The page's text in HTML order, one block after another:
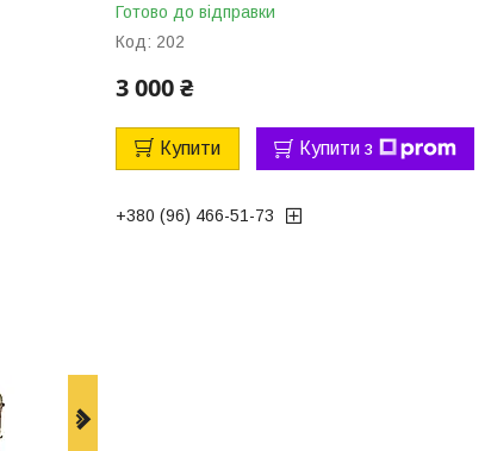
Готово до відправки
Код: 202
3 000 ₴
Купити Купити з
+380 (96) 466-51-73